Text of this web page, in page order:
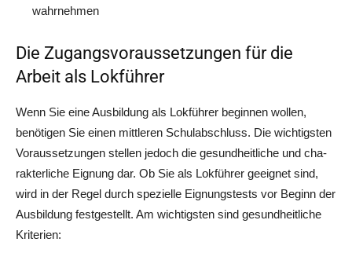
wahrnehmen
Die Zugangsvoraussetzungen für die
Arbeit als Lokführer
Wenn Sie eine Aus­bil­dung als Lok­füh­rer begin­nen wol­len,
benö­ti­gen Sie einen mitt­le­ren Schul­ab­schluss. Die wich­tigs­ten
Vor­aus­set­zun­gen stel­len jedoch die gesund­heit­li­che und cha­
rak­ter­li­che Eig­nung dar. Ob Sie als Lok­füh­rer geeig­net sind,
wird in der Regel durch spe­zi­el­le Eig­nungs­tests vor Beginn der
Aus­bil­dung fest­ge­stellt. Am wich­tigs­ten sind gesund­heit­li­che
Kriterien: